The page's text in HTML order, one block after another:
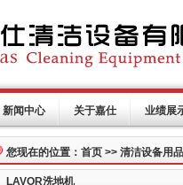
新闻中心 关于嘉仕 业绩展
您现在的位置：首页 >> 清洁设备
LAVOR洗地机